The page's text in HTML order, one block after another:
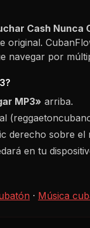
Cash Nunca
original.
navegar por
MP3» arriba.
derecho sobre
en tu
· Música